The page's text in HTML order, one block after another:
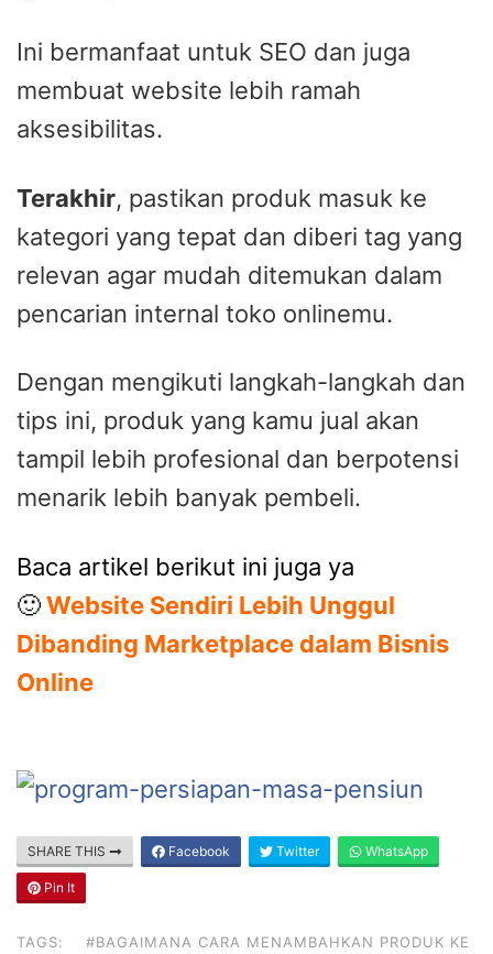
Ini bermanfaat untuk SEO dan juga
membuat website lebih ramah
aksesibilitas.
Terakhir, pastikan produk masuk ke
kategori yang tepat dan diberi tag yang
relevan agar mudah ditemukan dalam
pencarian internal toko onlinemu.
Dengan mengikuti langkah-langkah dan
tips ini, produk yang kamu jual akan
tampil lebih profesional dan berpotensi
menarik lebih banyak pembeli.
Baca artikel berikut ini juga ya
🙂Website Sendiri Lebih Unggul
Dibanding Marketplace dalam Bisnis
Online
SHARE THIS Facebook Twitter WhatsApp
Pin It
TAGS: #BAGAIMANA CARA MENAMBAHKAN PRODUK KE